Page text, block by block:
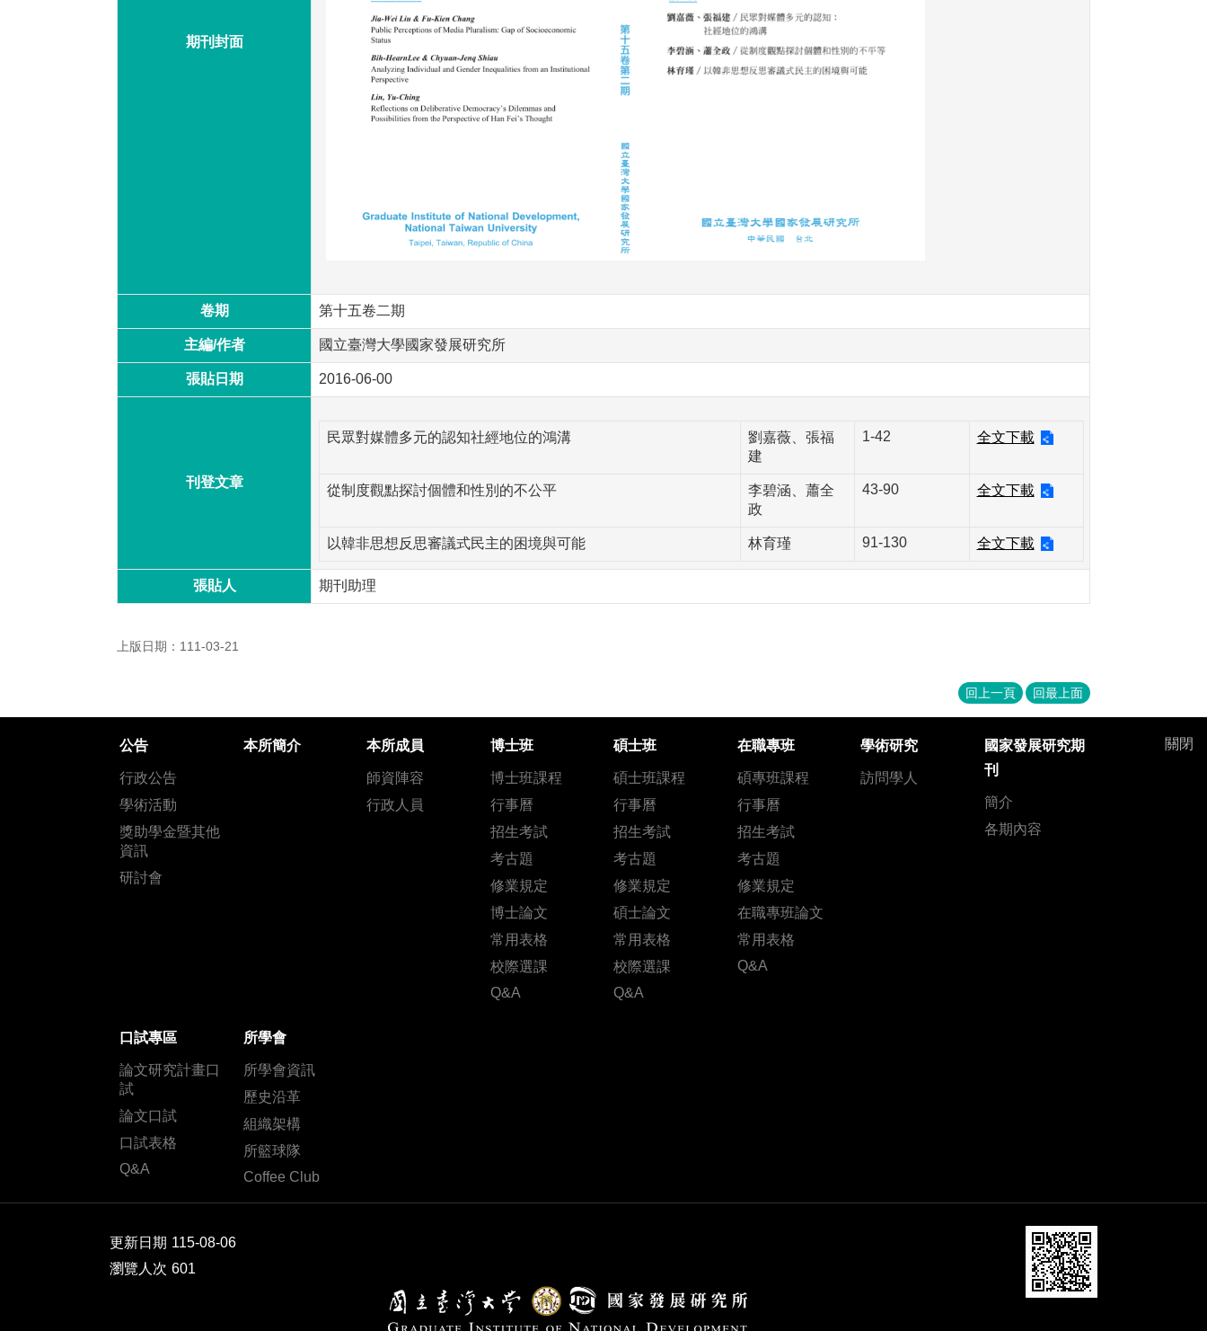
期刊封面
卷期 第十五卷二期
主編/作者 國立臺灣大學國家發展研究所
張貼日期 2016-06-00
刊登文章
民眾對媒體多元的認知社經地位的鴻溝
劉嘉薇、張福
建
1-42 全文下載
從制度觀點探討個體和性別的不公平
李碧涵、蕭全
政
43-90 全文下載
以韓非思想反思審議式民主的困境與可能 林育瑾 91-130 全文下載
張貼人 期刊助理
上版日期：111-03-21
回上一頁 回最上面
關閉
公告
行政公告
學術活動
獎助學金暨其他
資訊
研討會
本所簡介 本所成員
師資陣容
行政人員
博士班
博士班課程
行事曆
招生考試
考古題
修業規定
博士論文
常用表格
校際選課
Q&A
碩士班
碩士班課程
行事曆
招生考試
考古題
修業規定
碩士論文
常用表格
校際選課
Q&A
在職專班
碩專班課程
行事曆
招生考試
考古題
修業規定
在職專班論文
常用表格
Q&A
學術研究
訪問學人
國家發展研究期
刊
簡介
各期內容
口試專區
論文研究計畫口
試
論文口試
口試表格
Q&A
所學會
所學會資訊
歷史沿革
組織架構
所籃球隊
Coffee Club
更新日期 115-08-06
瀏覽人次 601